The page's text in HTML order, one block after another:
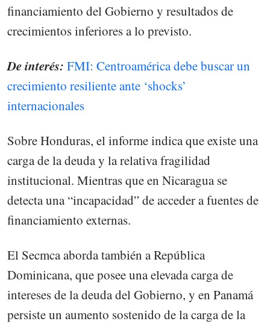
financiamiento del Gobierno y resultados de
crecimientos inferiores a lo previsto.
De interés: FMI: Centroamérica debe buscar un
crecimiento resiliente ante ‘shocks’
internacionales
Sobre Honduras, el informe indica que existe una
carga de la deuda y la relativa fragilidad
institucional. Mientras que en Nicaragua se
detecta una “incapacidad” de acceder a fuentes de
financiamiento externas.
El Secmca aborda también a República
Dominicana, que posee una elevada carga de
intereses de la deuda del Gobierno, y en Panamá
persiste un aumento sostenido de la carga de la